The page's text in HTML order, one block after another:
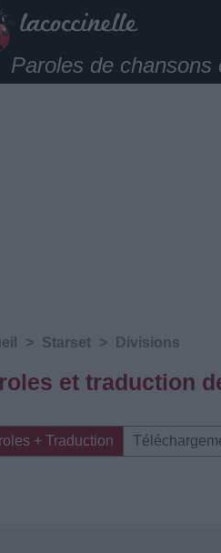
Paroles de chansons
> Starset > Divisions
et traduction
+ Traduction